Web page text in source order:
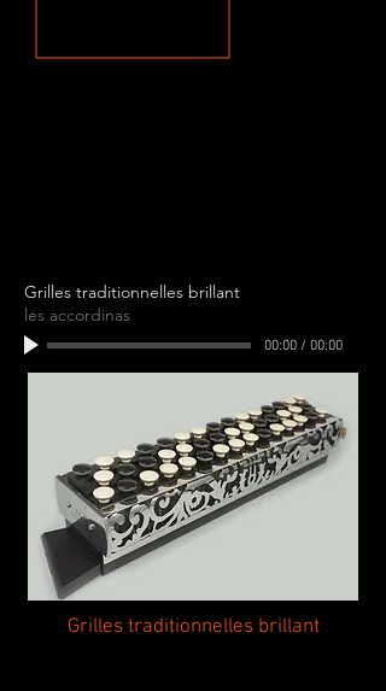
Grilles traditionnelles brillant
les accordinas
00:00/ 00:00
Grilles traditionnelles brillant